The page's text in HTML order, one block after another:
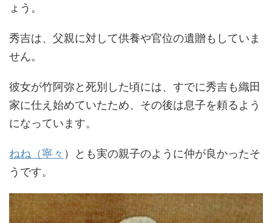
ょう。
秀吉は、父親に対して供養や官位の遺贈もしていま
せん。
彼女が竹阿弥と死別した頃には、すでに秀吉も織田
家に仕え始めていたため、その後は息子を頼るよう
になっています。
ねね（寧々 ）とも実の親子のように仲が良かったそ
うです。